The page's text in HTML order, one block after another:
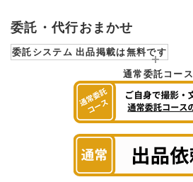
委託・代行おまかせ
委託システム 出品掲載は無料です
通常委託コース